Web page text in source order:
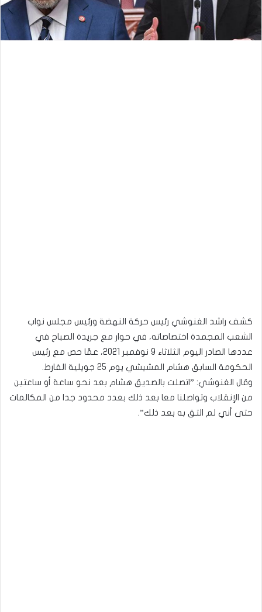
كشف راشد الغنوشي رئيس حركة النهضة ورئيس مجلس نواب
الشعب المجمدة اختصاصاته، في حوار مع جريدة الصباح في
عددها الصادر اليوم الثلاثاء 9 نوفمبر 2021، عمّا حص مع رئيس
الحكومة السابق هشام المشيشي يوم 25 جويلية الفارط.
وقال الغنوشي: ”اتصلت بالصديق هشام بعد نحو ساعة أو ساعتين
من الإنقلاب وتواصلنا معا بعد ذلك بعدد محدود جدا من المكالمات
حتى أني لم التق به بعد ذلك”.